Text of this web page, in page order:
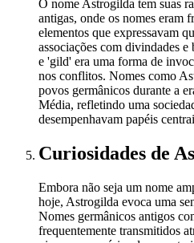
O nome Astrogilda tem suas
antigas, onde os nomes eram
elementos que expressavam
associações com divindades
e 'gild' era uma forma de
nos conflitos. Nomes como
povos germânicos durante a
Média, refletindo uma
desempenhavam papéis
Curiosidades de
Embora não seja um nome
hoje, Astrogilda evoca uma
Nomes germânicos antigos
frequentemente transmitidos